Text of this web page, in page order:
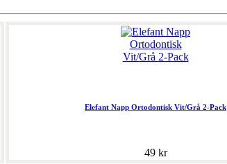
Elefant Napp Ortodontisk Vit/Grå 2-Pack
49 kr